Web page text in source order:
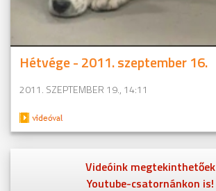
Hétvége - 2011. szeptember 16.
2011. SZEPTEMBER 19., 14:11
Videóink megtekinthetőek
Youtube-csatornánkon is!